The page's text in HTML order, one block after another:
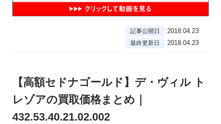
記事公開日 2018.04.23
最終更新日 2018.04.23
【高額セドナゴールド】デ・ヴィル ト
レゾアの買取価格まとめ｜
432.53.40.21.02.002